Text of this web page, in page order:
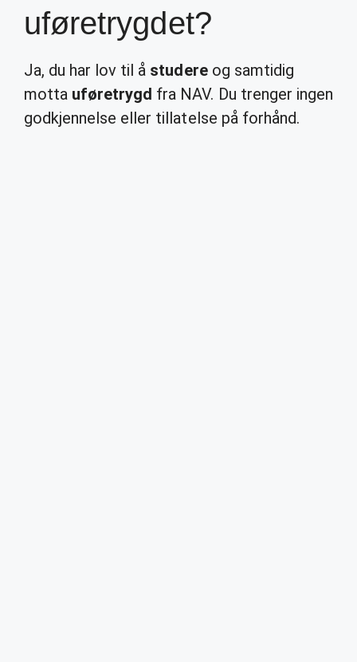
uføretrygdet?
Ja, du har lov til å studereog samtidig
motta uføretrygd fra NAV. Du trenger ingen
godkjennelse eller tillatelse på forhånd.